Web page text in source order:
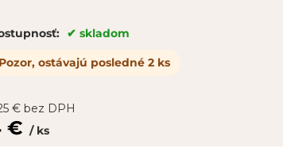
skladom
Pozor, ostávajú posledné 2 ks
€bez DPH
€ ks